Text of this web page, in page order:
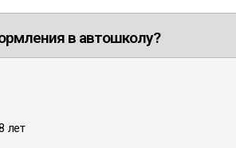
в автошколу?
лет